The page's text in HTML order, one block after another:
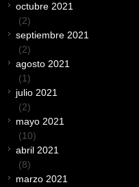
octubre 2021
(2)
septiembre 2021
(2)
agosto 2021
(1)
julio 2021
(2)
mayo 2021
(10)
abril 2021
(8)
marzo 2021